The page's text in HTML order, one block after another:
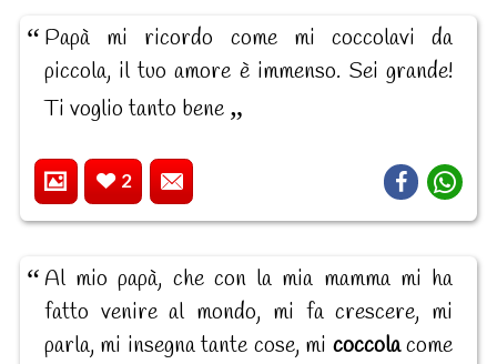
Papà mi ricordo come mi coccolavi da
piccola, il tuo amore è immenso. Sei grande!
Ti voglio tanto bene
2
Al mio papà, che con la mia mamma mi ha
fatto venire al mondo, mi fa crescere, mi
parla, mi insegna tante cose, mi coccolacome